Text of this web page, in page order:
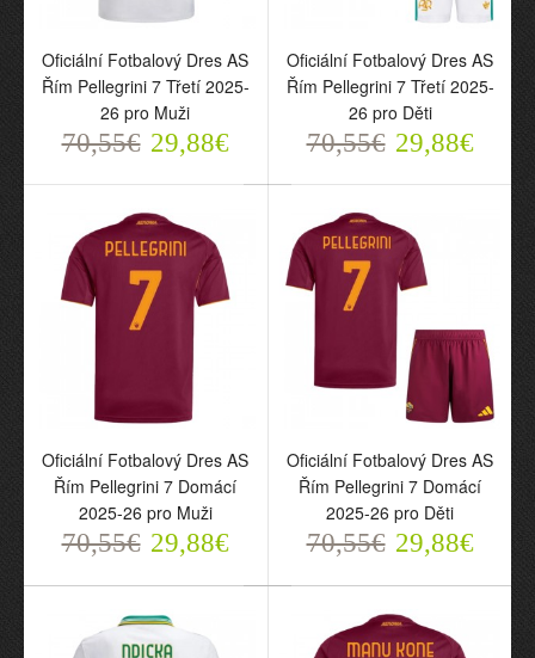
Domácí 2025-26 pro
70,55€ 29,88€
Domácí 2025-26 pro Děti
70,55€ 29,88€
AS Řím Pellegrini 7 Třetí
2025-26 pro Muži
70,55€ 29,88€
AS Řím Pellegrini 7 Třetí
2025-26 pro Děti
70,55€ 29,88€
Oficiální Fotbalový Dres AS
Řím Pellegrini 7 Třetí 2025-
26 pro Muži
70,55€ 29,88€
Oficiální Fotbalový Dres AS
Řím Pellegrini 7 Třetí 2025-
26 pro Děti
70,55€ 29,88€
Oficiální Fotbalový Dres AS
Řím Pellegrini 7 Domácí
2025-26 pro Muži
70,55€ 29,88€
Oficiální Fotbalový Dres AS
Řím Pellegrini 7 Domácí
2025-26 pro Děti
70,55€ 29,88€